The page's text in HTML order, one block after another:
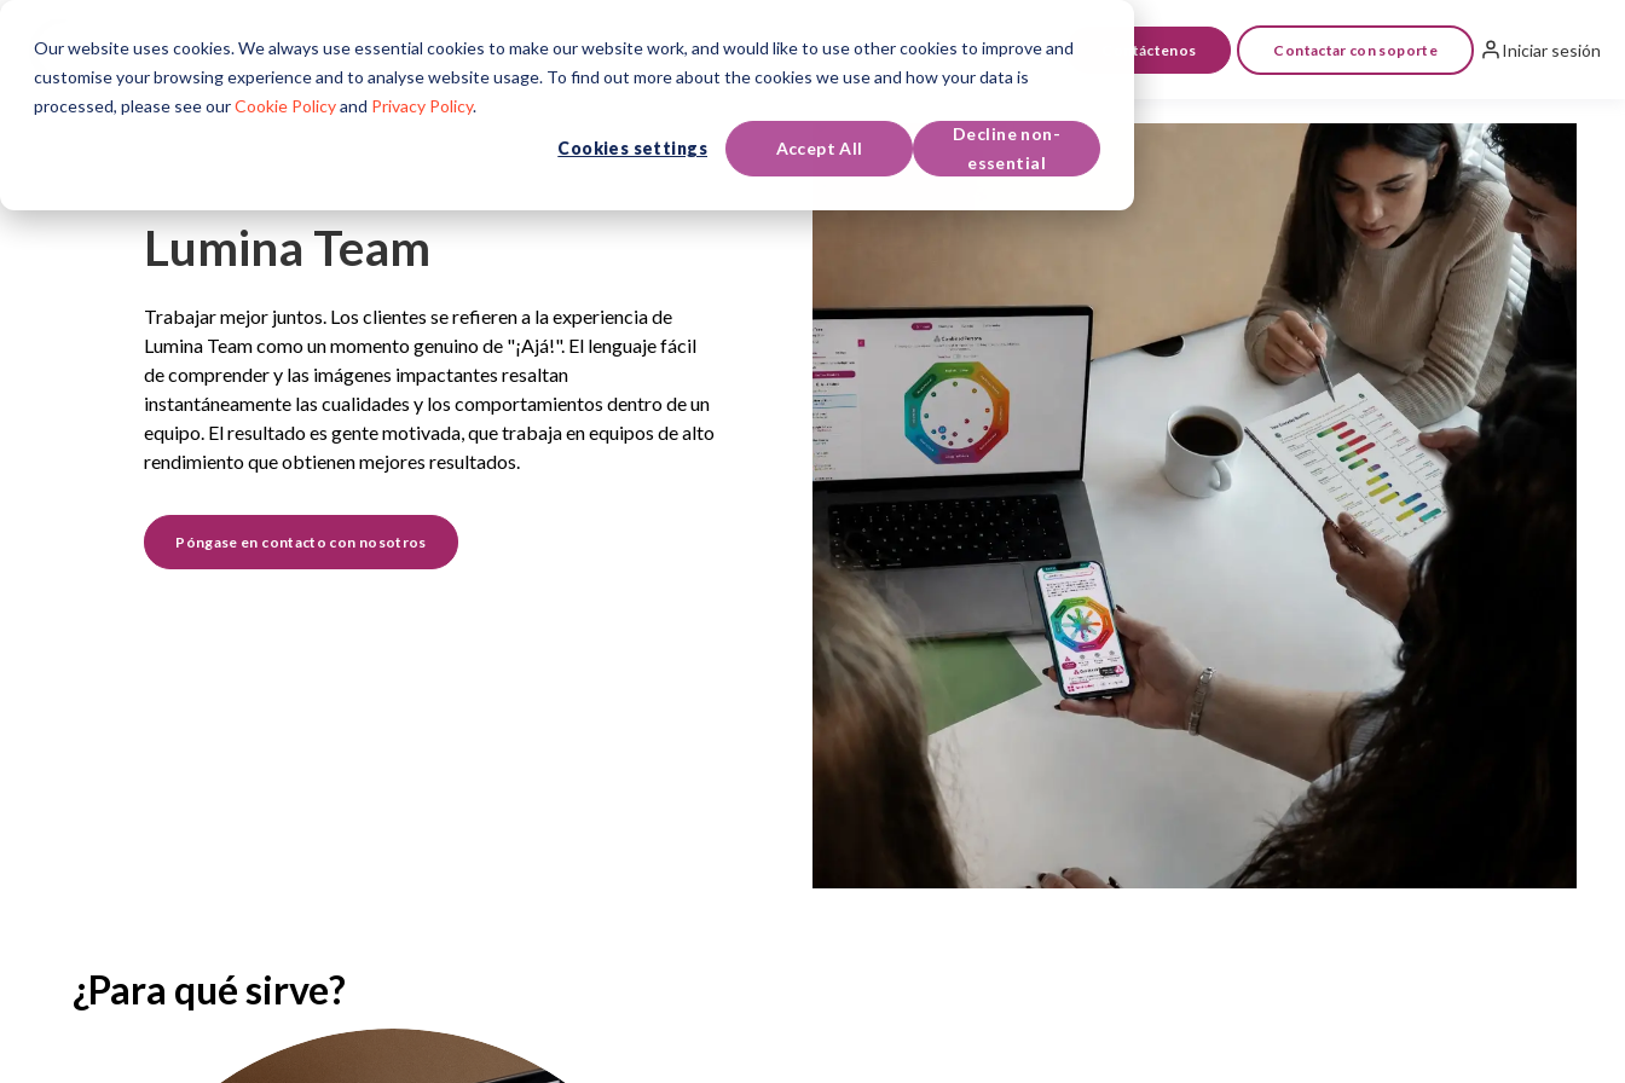
Our website uses cookies. We always use essential cookies to make our website work, and would like to use other cookies to improve and
customise your browsing experience and to analyse website usage. To find out more about the cookies we use and how your data is
processed, please see ourCookie Policyand Privacy Policy.
Cookies settings Accept All
Decline non-
essential
Acerca de Soluciones Productos Eventos Contáctenos Contactar con soporte Iniciar sesión
Lumina Team
Trabajar mejor juntos. Los clientes se refieren a la experiencia de
Lumina Team como un momento genuino de "¡Ajá!". El lenguaje fácil
de comprender y las imágenes impactantes resaltan
instantáneamente las cualidades y los comportamientos dentro de un
equipo. El resultado es gente motivada, que trabaja en equipos de alto
rendimiento que obtienen mejores resultados.
Póngase en contacto con nosotros
¿Para qué sirve?